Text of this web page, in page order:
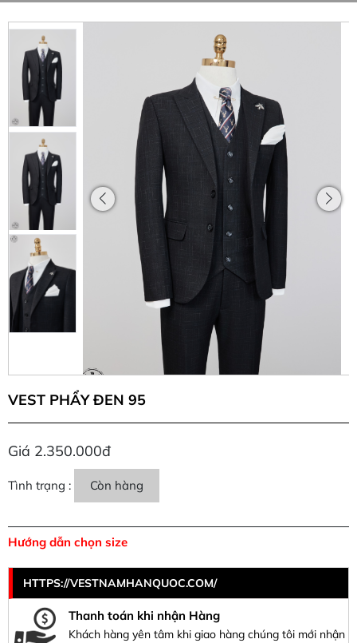
VEST PHẨY ĐEN 95
Giá 2.350.000đ
Tình trạng : Còn hàng
Hướng dẫn chọn size
HTTPS://VESTNAMHANQUOC.COM/
Thanh toán khi nhận Hàng
Khách hàng yên tâm khi giao hàng chúng tôi mới nhận